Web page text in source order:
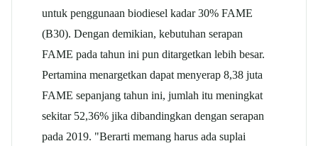
untuk penggunaan biodiesel kadar 30% FAME
(B30). Dengan demikian, kebutuhan serapan
FAME pada tahun ini pun ditargetkan lebih besar.
Pertamina menargetkan dapat menyerap 8,38 juta
FAME sepanjang tahun ini, jumlah itu meningkat
sekitar 52,36% jika dibandingkan dengan serapan
pada 2019. "Berarti memang harus ada suplai